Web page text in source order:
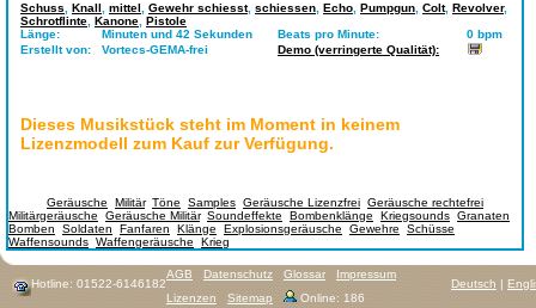
Schuss Knall mittel Gewehr schiesst, schiessen Echo Pumpgun Colt, Revolver,
Schrotflinte Kanone Pistole
Länge:
Minuten und 42 Sekunden Beats pro Minute:
0 bpm
Erstellt von:
Vortecs-GEMA-frei Demo (verringerte Qualität):
Dieses Musikstück steht im Moment in keinem
Lizenzmodell zum Kauf zur Verfügung.
Geräusche Militär, Töne Samples Geräusche Lizenzfrei Geräusche rechtefrei
Militärgeräusche
Geräusche Militär, Soundeffekte Bombenklänge Kriegsounds Granaten
Bomben
Soldaten Fanfaren Klänge Explosionsgeräusche Gewehre Schüsse
Waffensounds Waffengeräusche Krieg
Hotline: 01522-6146182 Deutsch |
AGB Datenschutz Glossar
Impressum
Lizenzen
Sitemap Online: 186